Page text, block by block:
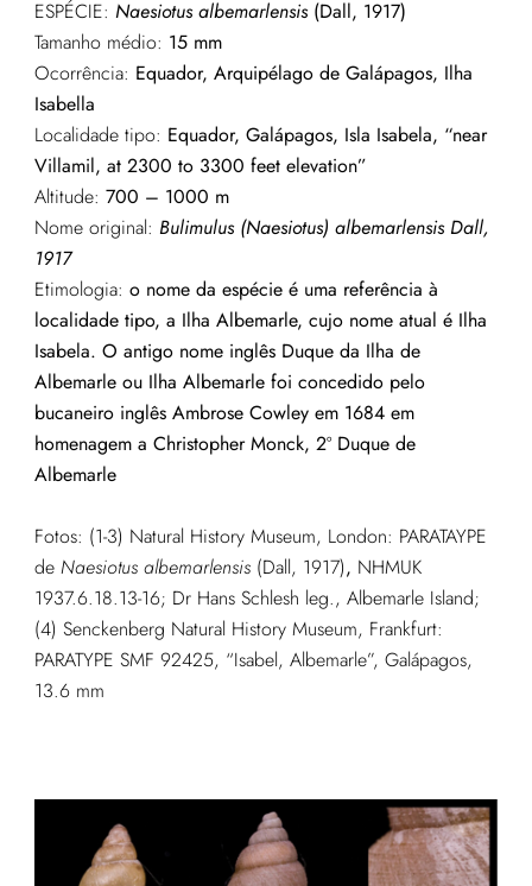
ESPÉCIE: Naesiotus albemarlensis(Dall, 1917)
Tamanho médio: 15mm
Ocorrência: Equador, Arquipélago de Galápagos, Ilha
Isabella
Localidade tipo: Equador, Galápagos, Isla Isabela, “near
Villamil, at 2300 to 3300 feet elevation”
Altitude: 700 – 1000 m
Nome original: Bulimulus (Naesiotus) albemarlensisDall,
1917
Etimologia: o nome da espécie é uma referência à
localidade tipo, a Ilha Albemarle, cujo nome atual é Ilha
Isabela. O antigo nome inglês Duque da Ilha de
Albemarle ou Ilha Albemarle foi concedido pelo
bucaneiro inglês Ambrose Cowley em 1684 em
homenagem a Christopher Monck, 2º Duque de
Albemarle
Fotos: (1-3) Natural History Museum, London: PARATAYPE
de Naesiotus albemarlensis(Dall, 1917), NHMUK
1937.6.18.13-16; Dr Hans Schlesh leg., Albemarle Island;
(4) Senckenberg Natural History Museum, Frankfurt:
PARATYPE SMF 92425, “Isabel, Albemarle”, Galápagos,
13.6 mm